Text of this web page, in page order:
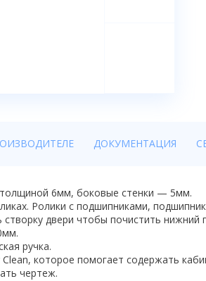
ДОКУМЕНТАЦИЯ
толщиной 6мм, боковые стенки — 5мм.
Ролики с подшипниками,
двери чтобы почистить нижний
ручка.
которое помогает содержать
чертеж.